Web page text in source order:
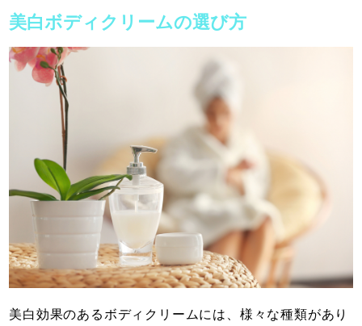
美白ボディクリームの選び方
美白効果のあるボディクリームには、様々な種類があり